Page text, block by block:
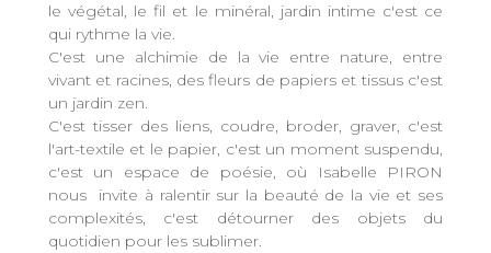
le végétal, le fil et le minéral, jardin intime c'est ce
qui rythme la vie.
C'est une alchimie de la vie entre nature, entre
vivant et racines, des fleurs de papiers et tissus c'est
un jardin zen.
C'est tisser des liens, coudre, broder, graver, c'est
l'art-textile et le papier, c'est un moment suspendu,
c'est un espace de poésie, où Isabelle PIRON
nous invite à ralentir sur la beauté de la vie et ses
complexités, c'est détourner des objets du
quotidien pour les sublimer.